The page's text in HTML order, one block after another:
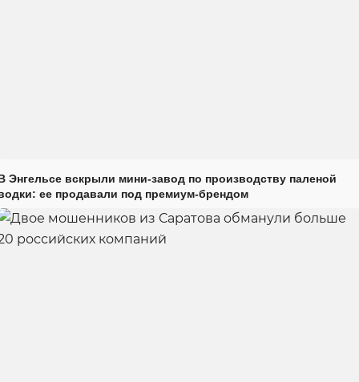
Энгельсе вскрыли мини-завод по производству паленой
ее продавали под премиум-брендом